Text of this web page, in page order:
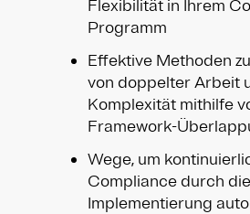
Flexibilität in Ihrem
Programm
Effektive Methoden
von doppelter Arbeit
Komplexität mithilfe
Framework-
Wege, um
Compliance durch die
Implementierung